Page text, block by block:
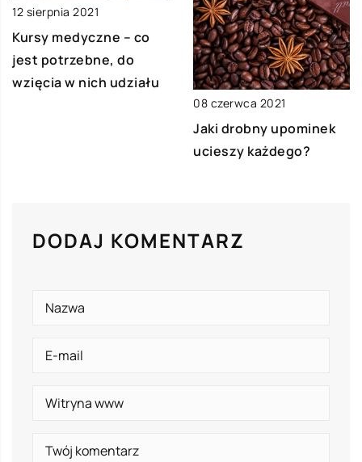
12 sierpnia 2021
Kursy medyczne – co
jest potrzebne, do
wzięcia w nich udziału
08 czerwca 2021
Jaki drobny upominek
ucieszy każdego?
DODAJ KOMENTARZ